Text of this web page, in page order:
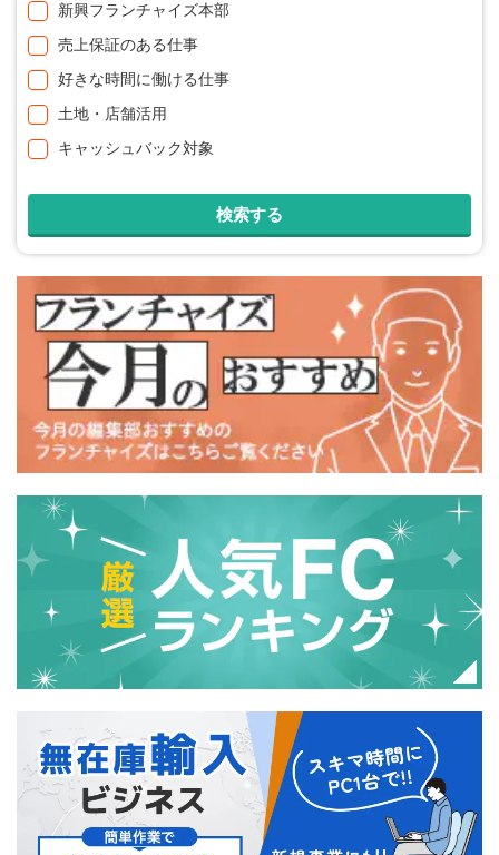
新興フランチャイズ本部
売上保証のある仕事
好きな時間に働ける仕事
土地・店舗活用
キャッシュバック対象